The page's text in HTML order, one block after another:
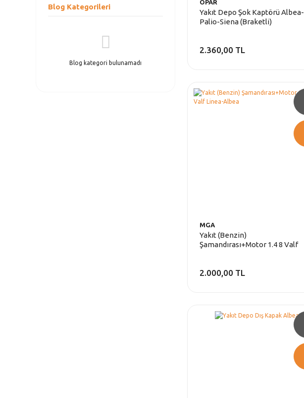
Blog Kategorileri
Blog kategori bulunamadı
OPAR
Yakıt Depo Şok Kaptörü Albea-
Palio-Siena (Braketli)
2.360,00 TL
MGA
Yakıt (Benzin)
Şamandırası+Motor 1.4 8 Valf
2.000,00 TL